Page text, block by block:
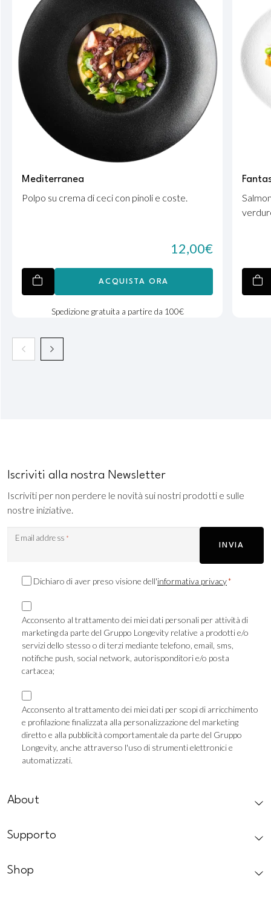
Mediterranea
Polpo su crema di ceci con pinoli e coste.
12,00€
ACQUISTA ORA
Spedizione gratuita a partire da 100€
Iscriviti alla nostra Newsletter
Iscriviti per non perdere le novità sui nostri prodotti e sulle
nostre iniziative.
Email address *
INVIA
ConsensoDichiaro di aver preso visione dell'informativa privacy*
Consenso
Marketing
TLS
Acconsento al trattamento dei miei dati personali per attività di
marketing da parte del Gruppo Longevity relative a prodotti e/o
servizi dello stesso o di terzi mediante telefono, email, sms,
notifiche push, social network, autorisponditori e/o posta
cartacea;
Consenso
Marketing
Profilazione
Acconsento al trattamento dei miei dati per scopi di arricchimento
e profilazione finalizzata alla personalizzazione del marketing
diretto e alla pubblicità comportamentale da parte del Gruppo
Longevity, anche attraverso l'uso di strumenti elettronici e
automatizzati.
About
Supporto
Shop